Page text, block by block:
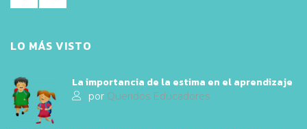
LO MÁS VISTO
La importancia de la estima en el aprendizaje
por Queridos Educadores